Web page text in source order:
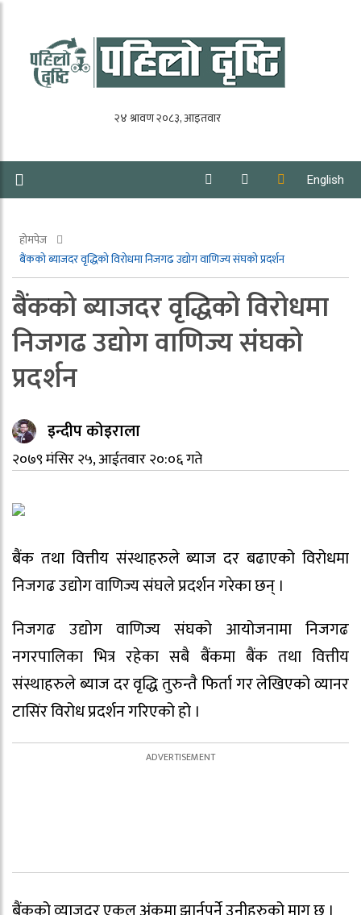
English
होमपेज
बैंकको ब्याजदर वृद्धिको विरोधमा निजगढ उद्योग वाणिज्य संघको प्रदर्शन
बैंकको ब्याजदर वृद्धिको विरोधमा
निजगढ उद्योग वाणिज्य संघको
प्रदर्शन
इन्दीप कोइराला
२०७९ मंसिर २५, आईतवार २०:०६ गते
बैंक तथा वित्तीय संस्थाहरुले ब्याज दर बढाएको विरोधमा
निजगढ उद्योग वाणिज्य संघले प्रदर्शन गरेका छन् ।
निजगढ उद्योग वाणिज्य संघको आयोजनामा निजगढ
नगरपालिका भित्र रहेका सबै बैंकमा बैंक तथा वित्तीय
संस्थाहरुले ब्याज दर वृद्धि तुरुन्तै फिर्ता गर लेखिएको व्यानर
टासिंर विरोध प्रदर्शन गरिएको हो ।